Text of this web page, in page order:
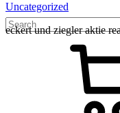
Uncategorized
eckert und ziegler aktie